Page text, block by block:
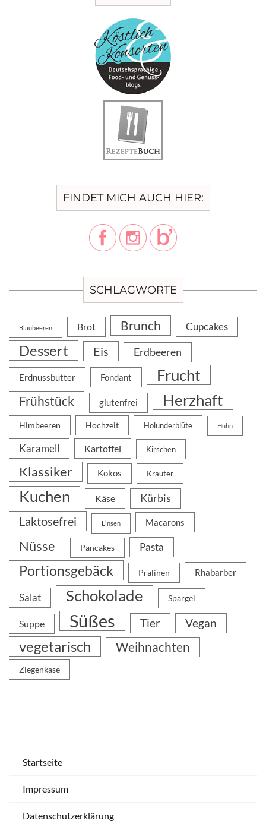
FINDET MICH AUCH HIER:
SCHLAGWORTE
Blaubeeren Brot Brunch Cupcakes
Dessert Eis Erdbeeren
Erdnussbutter Fondant Frucht
Frühstück glutenfrei Herzhaft
Himbeeren Hochzeit Holunderblüte Huhn
Karamell Kartoffel Kirschen
Klassiker Kokos Kräuter
Kuchen Käse Kürbis
Laktosefrei Linsen Macarons
Nüsse Pancakes Pasta
Portionsgebäck Pralinen Rhabarber
Salat Schokolade Spargel
Suppe Süßes Tier Vegan
vegetarisch Weihnachten
Ziegenkäse
Startseite
Impressum
Datenschutzerklärung